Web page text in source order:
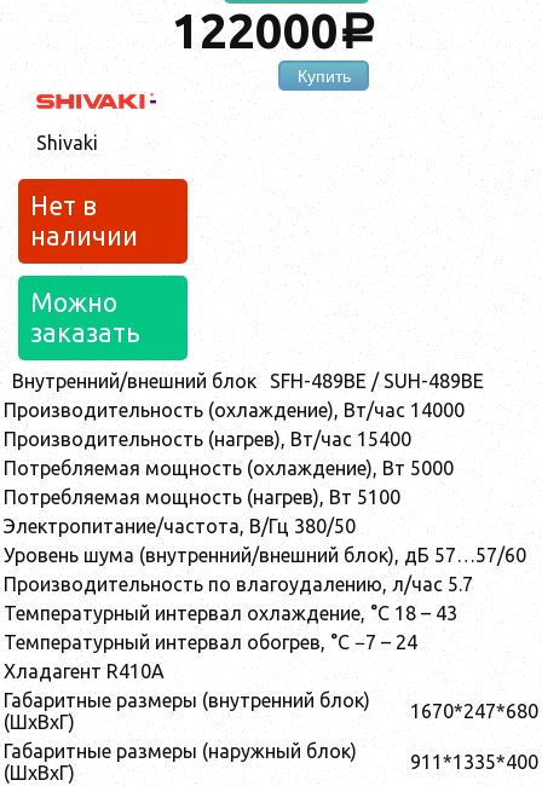
122000a
Купить
Shivaki
Нет в
наличии
Можно
заказать
Внутренний/внешний блок
SFH-489BE / SUH-489BE
Производительность (охлаждение), Вт/час 14000
Производительность (нагрев), Вт/час 15400
Потребляемая мощность (охлаждение), Вт 5000
Потребляемая мощность (нагрев), Вт 5100
Электропитание/частота, В/Гц 380/50
Уровень шума (внутренний/внешний блок), дБ 57…57/60
Производительность по влагоудалению, л/час 5.7
Температурный интервал охлаждение, °C 18 – 43
Температурный интервал обогрев, °C −7 – 24
Хладагент R410A
Габаритные размеры (внутренний блок)
(ШхВхГ)
1670*247*680
Габаритные размеры (наружный блок)
(ШхВхГ)
911*1335*400